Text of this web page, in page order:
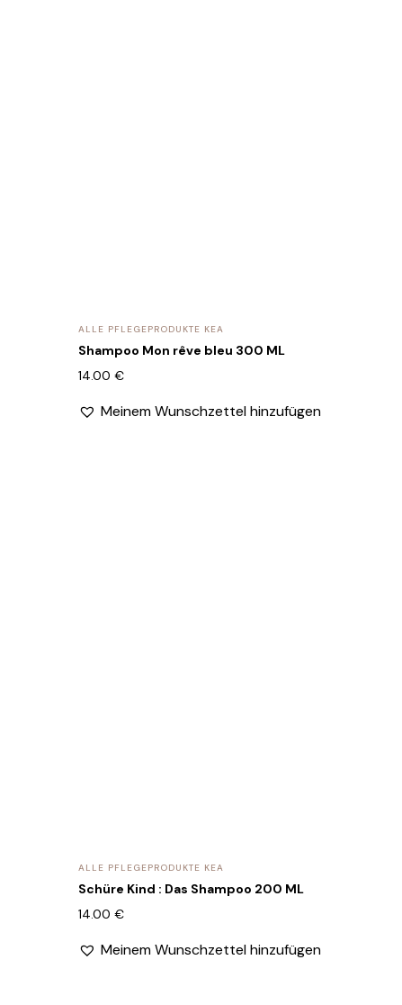
ALLE PFLEGEPRODUKTE KEA
Shampoo Mon rêve bleu 300 ML
14.00 €
Meinem Wunschzettel hinzufügen
ALLE PFLEGEPRODUKTE KEA
Schüre Kind : Das Shampoo 200 ML
14.00 €
Meinem Wunschzettel hinzufügen